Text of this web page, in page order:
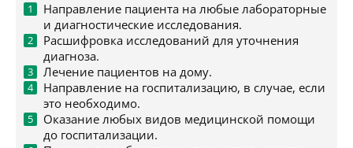
Направление пациента на любые лабораторные
и диагностические исследования.
Расшифровка исследований для уточнения
диагноза.
Лечение пациентов на дому.
Направление на госпитализацию, в случае, если
это необходимо.
Оказание любых видов медицинской помощи
до госпитализации.